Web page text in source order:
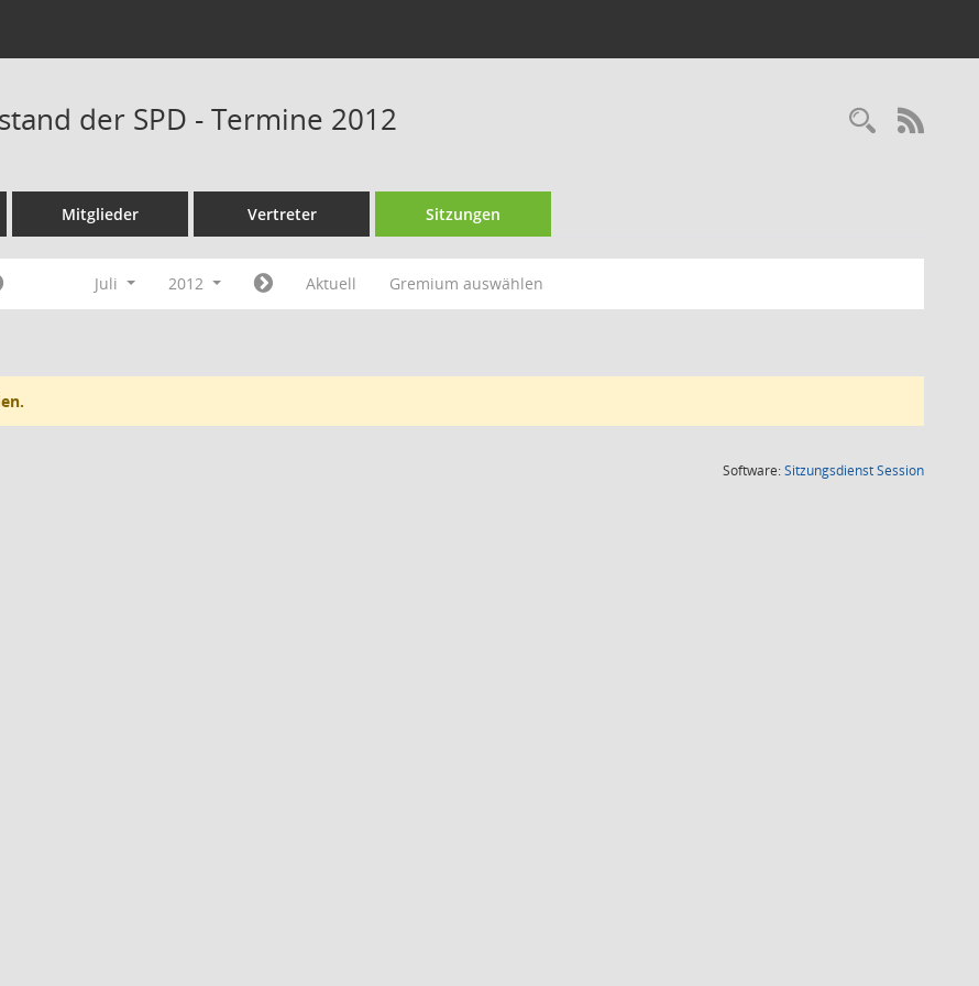
der SPD - Termine 2012
Mitglieder Vertreter Sitzungen
Juli 2012 Aktuell Gremium auswählen
Software:SitzungsdienstSession(Wird in